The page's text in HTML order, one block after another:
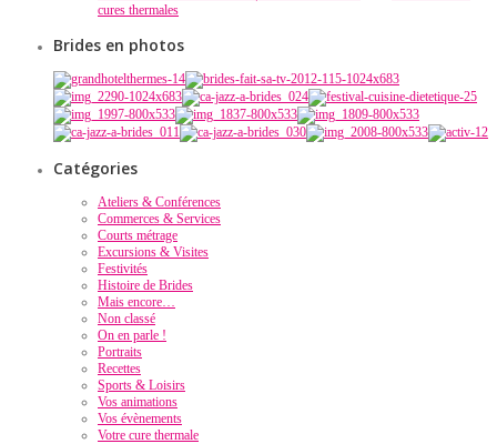
cures thermales
Brides en photos
Catégories
Ateliers & Conférences
Commerces & Services
Courts métrage
Excursions & Visites
Festivités
Histoire de Brides
Mais encore…
Non classé
On en parle !
Portraits
Recettes
Sports & Loisirs
Vos animations
Vos évènements
Votre cure thermale